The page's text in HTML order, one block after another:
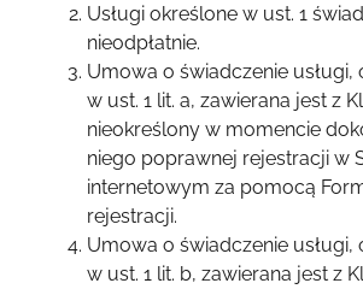
Usługi określone w ust. 1
nieodpłatnie.
Umowa o świadczenie usługi,
w ust. 1 lit. a, zawierana jest z
nieokreślony w momencie
niego poprawnej rejestracji w
internetowym za pomocą
rejestracji.
Umowa o świadczenie usługi,
w ust. 1 lit. b, zawierana jest z